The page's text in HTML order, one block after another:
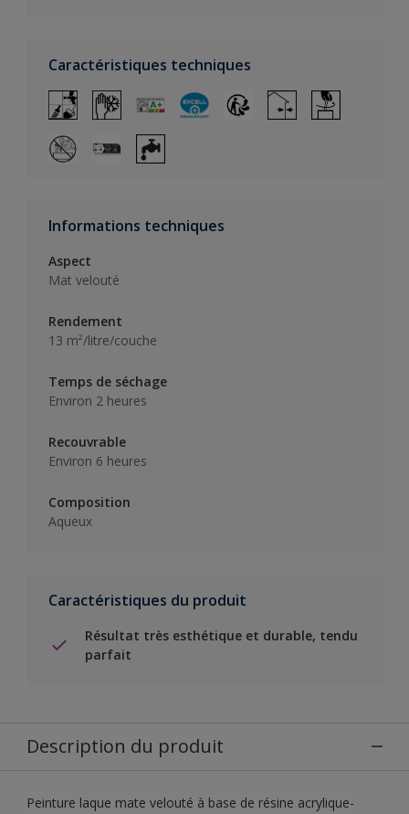
Caractéristiques techniques
Informations techniques
Aspect
Mat velouté
Rendement
13 m²/litre/couche
Temps de séchage
Environ 2 heures
Recouvrable
Environ 6 heures
Composition
Aqueux
Caractéristiques du produit
Résultat très esthétique et durable, tendu
parfait
Description du produit
Peinture laque mate velouté à base de résine acrylique-